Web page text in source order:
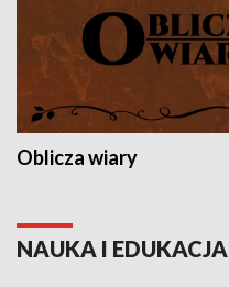
Oblicza wiary
NAUKA I EDUKACJA